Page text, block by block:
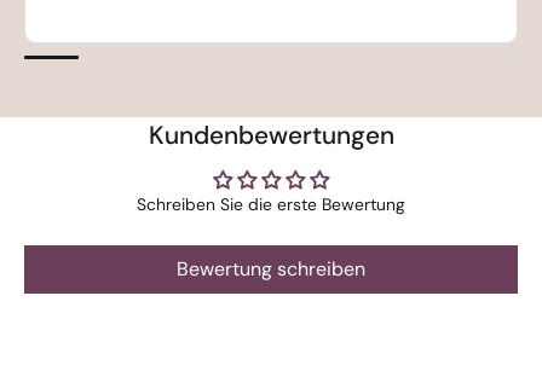
Kundenbewertungen
Schreiben Sie die erste Bewertung
Bewertung schreiben